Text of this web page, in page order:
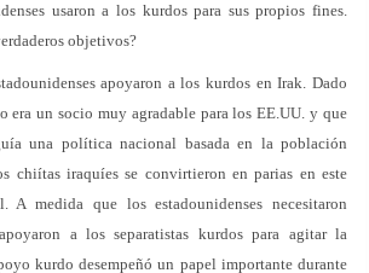
usaron a los kurdos para sus propios fines.
objetivos?
apoyaron a los kurdos en Irak. Dado
era un socio muy agradable para los EE.UU. y que
una política nacional basada en la población
chiítas iraquíes se convirtieron en parias en este
A medida que los estadounidenses necesitaron
a los separatistas kurdos para agitar la
kurdo desempeñó un papel importante durante